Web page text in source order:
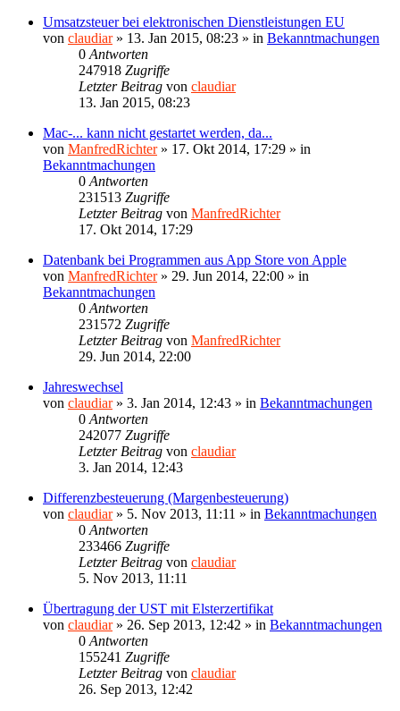
Umsatzsteuer bei elektronischen Dienstleistungen EU
von claudiar» 13. Jan 2015, 08:23 » in Bekanntmachungen
0 Antworten
247918 Zugriffe
Letzter Beitrag von claudiar
13. Jan 2015, 08:23
Mac-... kann nicht gestartet werden, da...
von ManfredRichter» 17. Okt 2014, 17:29 » in
Bekanntmachungen
0 Antworten
231513 Zugriffe
Letzter Beitrag von ManfredRichter
17. Okt 2014, 17:29
Datenbank bei Programmen aus App Store von Apple
von ManfredRichter» 29. Jun 2014, 22:00 » in
Bekanntmachungen
0 Antworten
231572 Zugriffe
Letzter Beitrag von ManfredRichter
29. Jun 2014, 22:00
Jahreswechsel
von claudiar» 3. Jan 2014, 12:43 » in Bekanntmachungen
0 Antworten
242077 Zugriffe
Letzter Beitrag von claudiar
3. Jan 2014, 12:43
Differenzbesteuerung (Margenbesteuerung)
von claudiar» 5. Nov 2013, 11:11 » in Bekanntmachungen
0 Antworten
233466 Zugriffe
Letzter Beitrag von claudiar
5. Nov 2013, 11:11
Übertragung der UST mit Elsterzertifikat
von claudiar» 26. Sep 2013, 12:42 » in Bekanntmachungen
0 Antworten
155241 Zugriffe
Letzter Beitrag von claudiar
26. Sep 2013, 12:42